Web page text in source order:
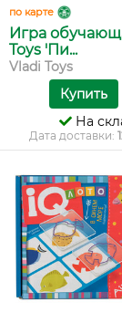
по карте
Игра
Toys 'Пи...
Vladi Toys
Купить
На
Дата доставки: